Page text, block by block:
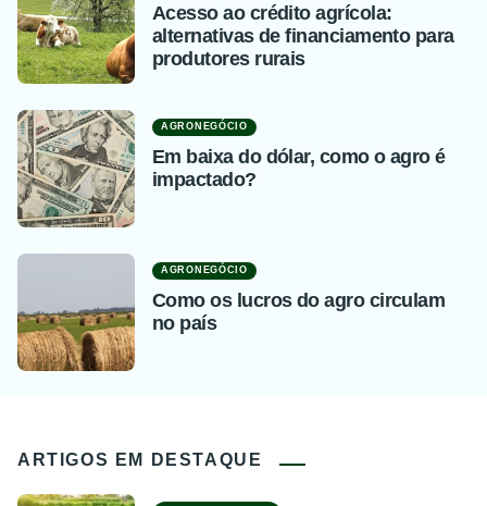
Acesso ao crédito agrícola:
alternativas de financiamento para
produtores rurais
AGRONEGÓCIO
Em baixa do dólar, como o agro é
impactado?
AGRONEGÓCIO
Como os lucros do agro circulam
no país
ARTIGOS EM DESTAQUE